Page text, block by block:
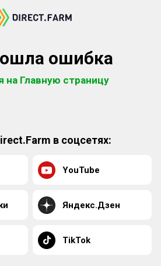
ошибка
на Главную страницу
в соцсетях:
YouTube
Яндекс.Дзен
TikTok